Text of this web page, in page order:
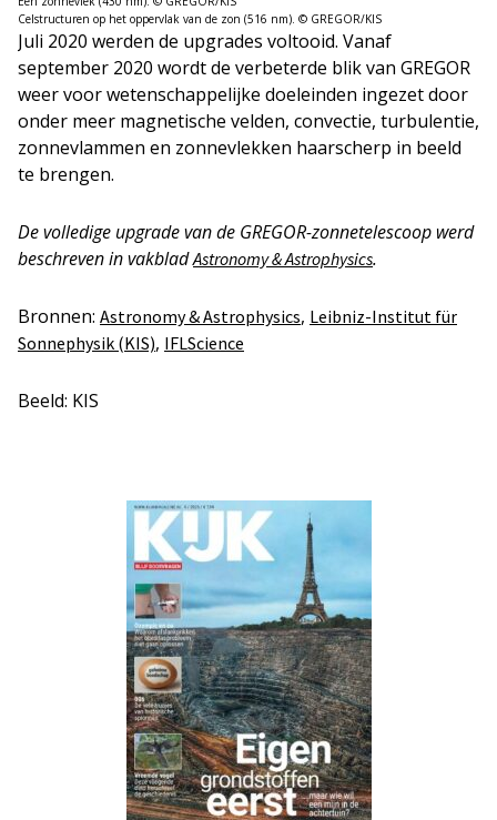
Celstructuren op het oppervlak van de zon (516 nm). © GREGOR/KIS
Juli 2020 werden de upgrades voltooid. Vanaf
september 2020 wordt de verbeterde blik van GREGOR
weer voor wetenschappelijke doeleinden ingezet door
onder meer magnetische velden, convectie, turbulentie,
zonnevlammen en zonnevlekken haarscherp in beeld
te brengen.
De volledige upgrade van de GREGOR-zonnetelescoop werd
beschreven in vakbladAstronomy & Astrophysics.
Bronnen: Astronomy & Astrophysics, Leibniz-Institut für
Sonnephysik (KIS), IFLScience
Beeld: KIS